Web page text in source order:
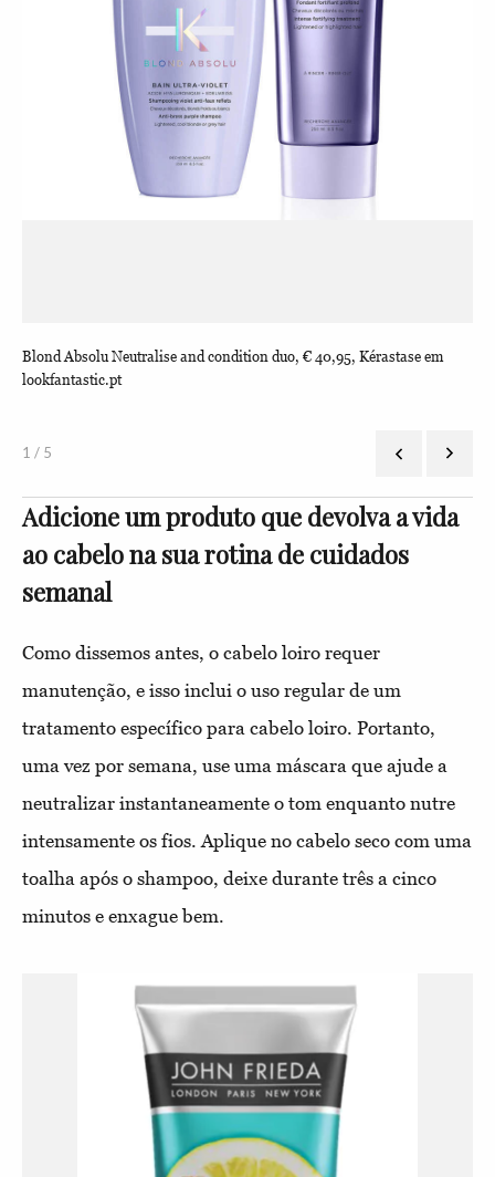
Blond Absolu Neutralise and condition duo, € 40,95, Kérastase em
lookfantastic.pt
1 / 5
Adicione um produto que devolva a vida
ao cabelo na sua rotina de cuidados
semanal
Como dissemos antes, o cabelo loiro requer
manutenção, e isso inclui o uso regular de um
tratamento específico para cabelo loiro. Portanto,
uma vez por semana, use uma máscara que ajude a
neutralizar instantaneamente o tom enquanto nutre
intensamente os fios. Aplique no cabelo seco com uma
toalha após o shampoo, deixe durante três a cinco
minutos e enxague bem.